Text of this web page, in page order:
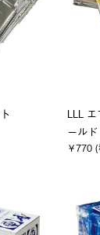
LLL
ールド
￥770 (